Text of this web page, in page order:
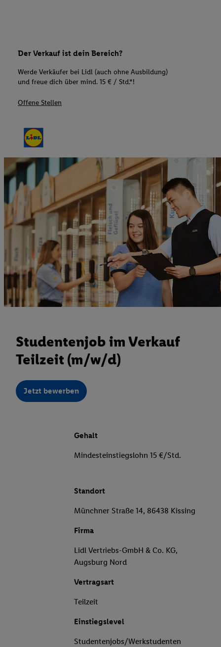
Der Verkauf ist dein Bereich?
Werde Verkäufer bei Lidl (auch ohne Ausbildung)
und freue dich über mind. 15 € / Std.*!
Offene Stellen
Studentenjob im Verkauf
Teilzeit (m/w/d)
Jetzt bewerben
Gehalt
Mindesteinstiegslohn 15 €/Std.
Standort
Münchner Straße 14, 86438 Kissing
Firma
Lidl Vertriebs-GmbH & Co. KG,
Augsburg Nord
Vertragsart
Teilzeit
Einstiegslevel
Studentenjobs/Werkstudenten